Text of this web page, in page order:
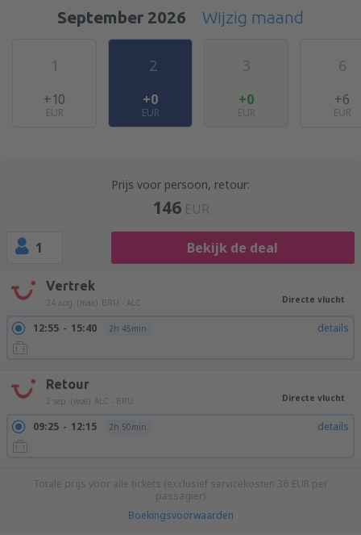
September 2026
Wijzig maand
1
+10
EUR
2
+0
EUR
3
+0
EUR
6
+6
EUR
Prijs voor persoon, retour:
146 EUR
1 Bekijk de deal
Vertrek
24 aug. (maa) BRU - ALC Directe vlucht
12:55 15:40 2h 45min details
Retour
2 sep. (woe) ALC - BRU Directe vlucht
09:25 12:15 2h 50min details
Totale prijs voor alle tickets (exclusief servicekosten 36 EUR per
passagier)
Boekingsvoorwaarden